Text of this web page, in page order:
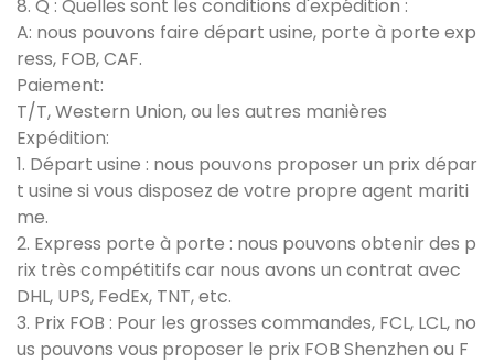
8. Q : Quelles sont les conditions d'expédition :
A: nous pouvons faire départ usine, porte à porte exp
ress, FOB, CAF.
Paiement:
T/T, Western Union, ou les autres manières
Expédition:
1. Départ usine : nous pouvons proposer un prix dépar
t usine si vous disposez de votre propre agent mariti
me.
2. Express porte à porte : nous pouvons obtenir des p
rix très compétitifs car nous avons un contrat avec
DHL, UPS, FedEx, TNT, etc.
3. Prix FOB : Pour les grosses commandes, FCL, LCL, no
us pouvons vous proposer le prix FOB Shenzhen ou F